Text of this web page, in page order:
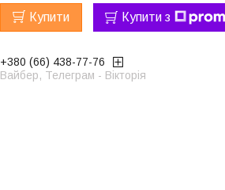
Купити Купити з
+380 (66) 438-77-76
Вайбер, Телеграм - Вікторія